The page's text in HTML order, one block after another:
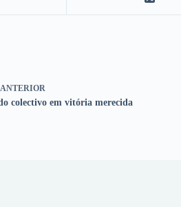
ANTERIOR
colectivo em vitória merecida